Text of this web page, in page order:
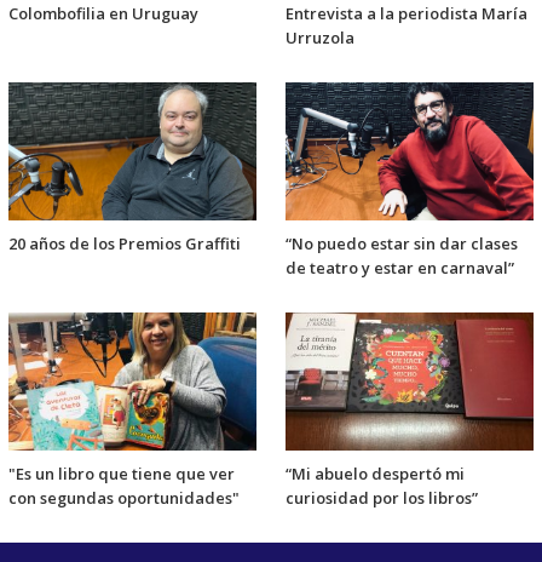
Colombofilia en Uruguay
Entrevista a la periodista María
Urruzola
20 años de los Premios Graffiti
“No puedo estar sin dar clases
de teatro y estar en carnaval”
"Es un libro que tiene que ver
con segundas oportunidades"
“Mi abuelo despertó mi
curiosidad por los libros”